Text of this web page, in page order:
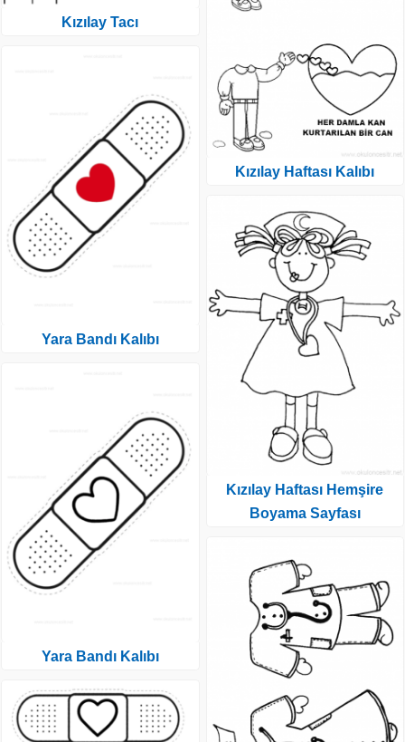
Kızılay Tacı
Yara Bandı Kalıbı
Yara Bandı Kalıbı
Kızılay Haftası Kalıbı
Kızılay Haftası Hemşire
Boyama Sayfası